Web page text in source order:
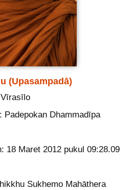
(Upasampadā)
Vīrasīlo
Padepokan Dhammadīpa
18 Maret 2012 pukul 09:28.09
Sukhemo Mahāthera